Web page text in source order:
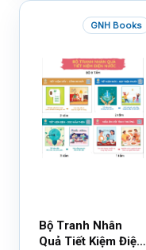
GNH Books
Bộ Tranh Nhân
Quả Tiết Kiệm Điện